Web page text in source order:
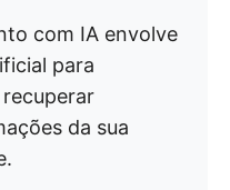
com IA envolve
para
da sua